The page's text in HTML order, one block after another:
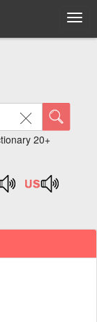
20+